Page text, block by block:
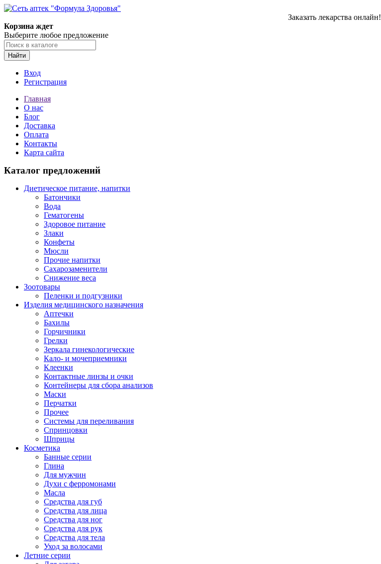
Заказать лекарства онлайн!
Корзина ждет
Выберите любое предложение
Найти
Вход
Регистрация
Главная
О нас
Блог
Доставка
Оплата
Контакты
Карта сайта
Каталог предложений
Диетическое питание, напитки
Батончики
Вода
Гематогены
Здоровое питание
Злаки
Конфеты
Мюсли
Прочие напитки
Сахарозаменители
Снижение веса
Зоотовары
Пеленки и подгузники
Изделия медицинского назначения
Аптечки
Бахилы
Горчичники
Грелки
Зеркала гинекологические
Кало- и мочеприемники
Клеенки
Контактные линзы и очки
Контейнеры для сбора анализов
Маски
Перчатки
Прочее
Системы для переливания
Спринцовки
Шприцы
Косметика
Банные серии
Глина
Для мужчин
Духи с ферромонами
Масла
Средства для губ
Средства для лица
Средства для ног
Средства для рук
Средства для тела
Уход за волосами
Летние серии